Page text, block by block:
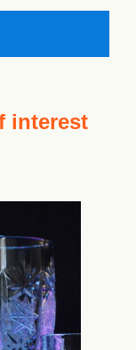
interest